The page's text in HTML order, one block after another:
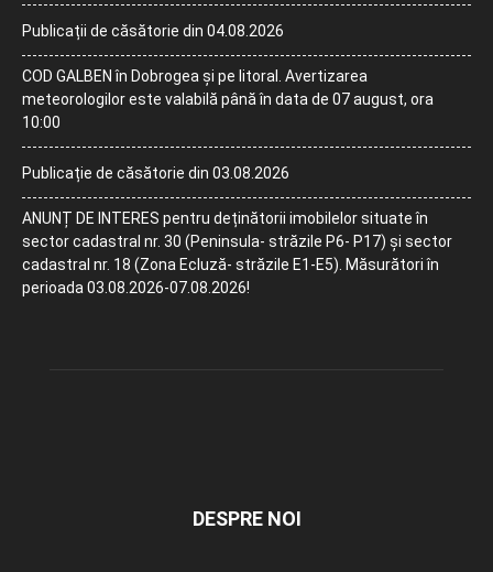
Publicații de căsătorie din 04.08.2026
COD GALBEN în Dobrogea și pe litoral. Avertizarea
meteorologilor este valabilă până în data de 07 august, ora
10:00
Publicație de căsătorie din 03.08.2026
ANUNȚ DE INTERES pentru deținătorii imobilelor situate în
sector cadastral nr. 30 (Peninsula- străzile P6- P17) și sector
cadastral nr. 18 (Zona Ecluză- străzile E1-E5). Măsurători în
perioada 03.08.2026-07.08.2026!
DESPRE NOI